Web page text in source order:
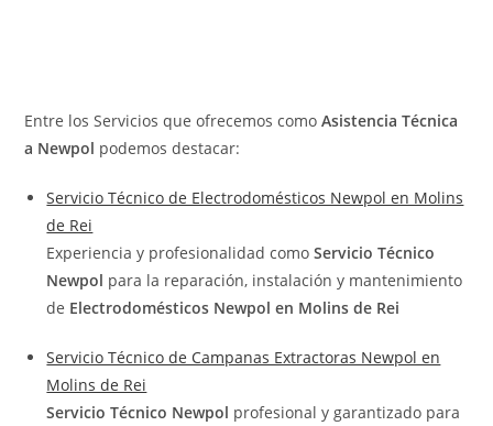
Entre los Servicios que ofrecemos comoAsistencia Técnica
a Newpol podemos destacar:
Servicio Técnico de Electrodomésticos Newpol en Molins
de Rei
Experiencia y profesionalidad comoServicio Técnico
Newpol para la reparación, instalación y mantenimiento
de Electrodomésticos Newpol en Molins de Rei
Servicio Técnico de Campanas Extractoras Newpol en
Molins de Rei
Servicio Técnico Newpol profesional y garantizado para